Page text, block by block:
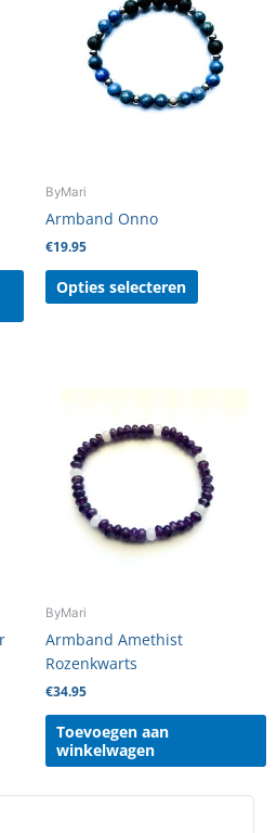
ByMari
Armband Onno
€19.95
Opties selecteren
heeft
meerdere
variaties.
Deze
optie
ByMari
Armband Amethist
Rozenkwarts
€34.95
Toevoegen aan
winkelwagen